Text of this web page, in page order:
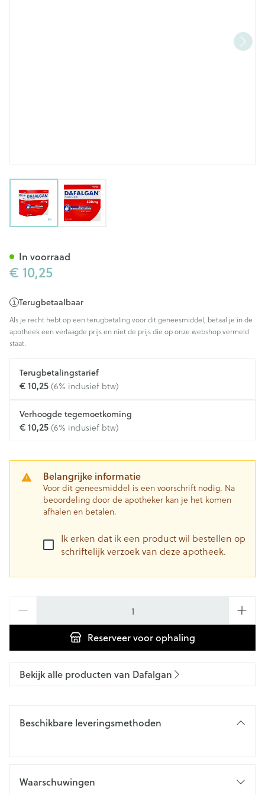
View larger imageView larger image
€ 10,25
Terugbetaalbaar
Als je recht hebt op een terugbetaling voor dit geneesmiddel, betaal je in de
apotheek een verlaagde prijs en niet de prijs die op onze webshop vermeld
staat.
Terugbetalingstarief
€ 10,25(6% inclusief btw)
Verhoogde tegemoetkoming
€ 10,25(6% inclusief btw)
Belangrijke informatie
Voor dit geneesmiddel is een voorschrift nodig. Na
beoordeling door de apotheker kan je het komen
afhalen en betalen.
Ik erken dat ik een product wil bestellen op
schriftelijk verzoek van deze apotheek.
Reserveervoor ophaling
In voorraad
Bekijk alle producten van Dafalgan
Beschikbare leveringsmethoden
Waarschuwingen